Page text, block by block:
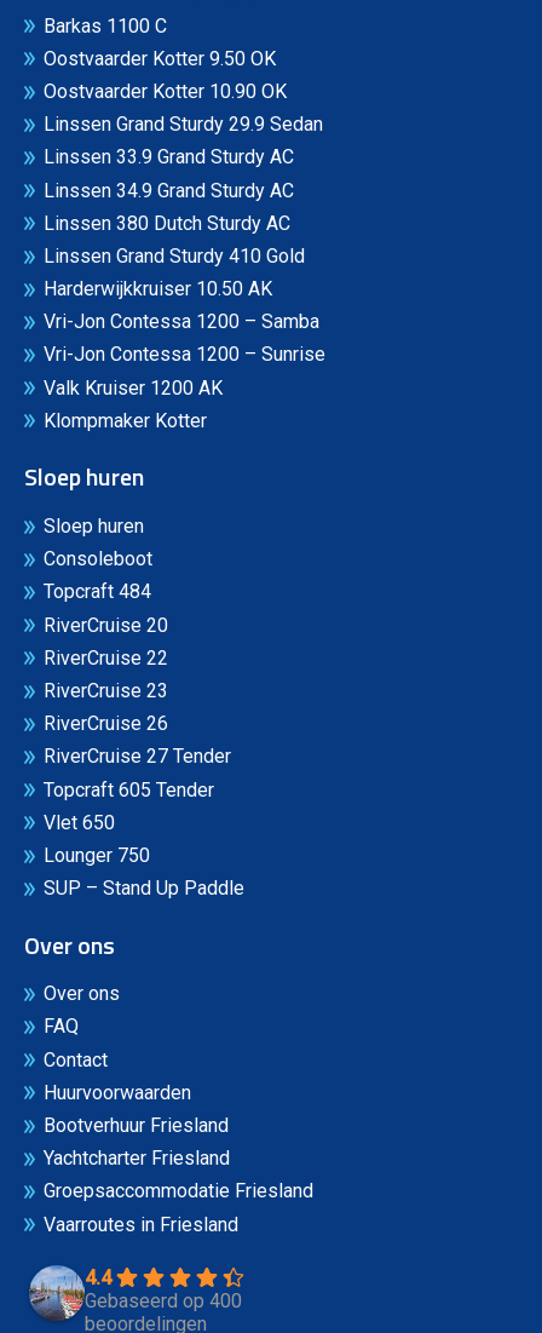
Barkas 1100 C
Oostvaarder Kotter 9.50 OK
Oostvaarder Kotter 10.90 OK
Linssen Grand Sturdy 29.9 Sedan
Linssen 33.9 Grand Sturdy AC
Linssen 34.9 Grand Sturdy AC
Linssen 380 Dutch Sturdy AC
Linssen Grand Sturdy 410 Gold
Harderwijkkruiser 10.50 AK
Vri-Jon Contessa 1200 – Samba
Vri-Jon Contessa 1200 – Sunrise
Valk Kruiser 1200 AK
Klompmaker Kotter
Sloep huren
Sloep huren
Consoleboot
Topcraft 484
RiverCruise 20
RiverCruise 22
RiverCruise 23
RiverCruise 26
RiverCruise 27 Tender
Topcraft 605 Tender
Vlet 650
Lounger 750
SUP – Stand Up Paddle
Over ons
Over ons
FAQ
Contact
Huurvoorwaarden
Bootverhuur Friesland
Yachtcharter Friesland
Groepsaccommodatie Friesland
Vaarroutes in Friesland
4.4
Gebaseerd op 400
beoordelingen